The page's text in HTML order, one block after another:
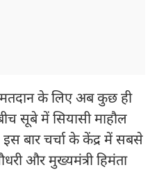
के लिए अब कुछ ही
सूबे में सियासी माहौल
इस बार चर्चा के केंद्र में सबसे
और मुख्यमंत्री हिमंता